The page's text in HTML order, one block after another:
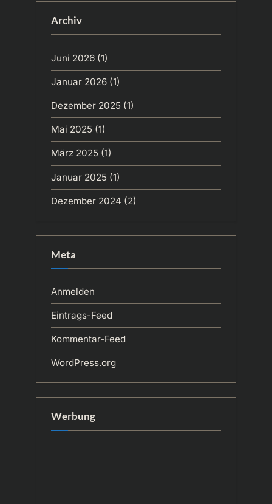
Archiv
Juni 2026 (1)
Januar 2026 (1)
Dezember 2025 (1)
Mai 2025 (1)
März 2025 (1)
Januar 2025 (1)
Dezember 2024 (2)
Meta
Anmelden
Eintrags-Feed
Kommentar-Feed
WordPress.org
Werbung